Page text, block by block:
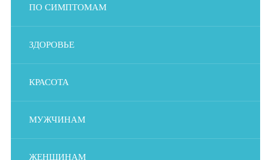
ПО СИМПТОМАМ
ЗДОРОВЬЕ
КРАСОТА
МУЖЧИНАМ
ЖЕНЩИНАМ